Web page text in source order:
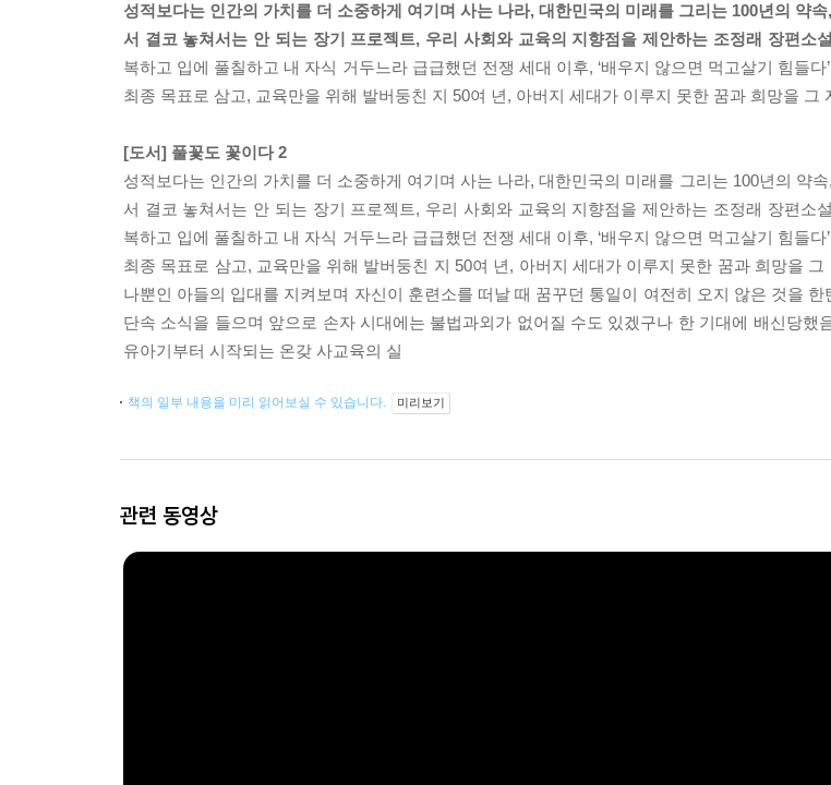
성적보다는 인간의 가치를 더 소중하게 여기며 사는 나라, 대한민국의 미래를 그리는 100년의 약
서 결코 놓쳐서는 안 되는 장기 프로젝트, 우리 사회와 교육의 지향점을 제안하는 조정래 장편소설
복하고 입에 풀칠하고 내 자식 거두느라 급급했던 전쟁 세대 이후, ‘배우지 않으면 먹고살기 힘들다
최종 목표로 삼고, 교육만을 위해 발버둥친 지 50여 년, 아버지 세대가 이루지 못한 꿈과 희망을 그
[도서] 풀꽃도 꽃이다 2
성적보다는 인간의 가치를 더 소중하게 여기며 사는 나라, 대한민국의 미래를 그리는 100년의 약
서 결코 놓쳐서는 안 되는 장기 프로젝트, 우리 사회와 교육의 지향점을 제안하는 조정래 장편소
복하고 입에 풀칠하고 내 자식 거두느라 급급했던 전쟁 세대 이후, ‘배우지 않으면 먹고살기 힘들다
최종 목표로 삼고, 교육만을 위해 발버둥친 지 50여 년, 아버지 세대가 이루지 못한 꿈과 희망을
나뿐인 아들의 입대를 지켜보며 자신이 훈련소를 떠날 때 꿈꾸던 통일이 여전히 오지 않은 것을
단속 소식을 들으며 앞으로 손자 시대에는 불법과외가 없어질 수도 있겠구나 한 기대에 배신당했
유아기부터 시작되는 온갖 사교육의 실
책의 일부 내용을 미리 읽어보실 수 있습니다. 미리보기
관련 동영상